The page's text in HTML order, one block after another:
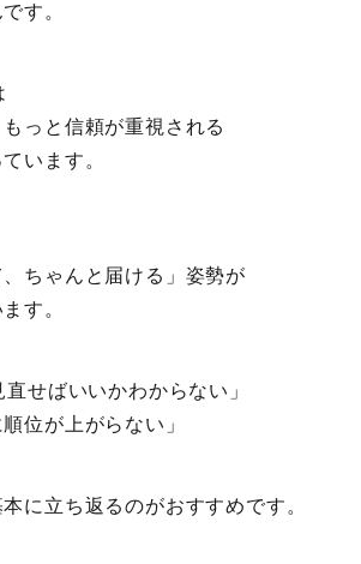
す。
っと信頼が重視される
います。
、ちゃんと届ける」姿勢が
す。
直せばいいかわからない」
位が上がらない」
に立ち返るのがおすすめです。